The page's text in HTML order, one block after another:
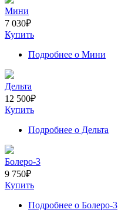
Мини
7 030₽
Купить
Подробнее о Мини
Дельта
12 500₽
Купить
Подробнее о Дельта
Болеро-3
9 750₽
Купить
Подробнее о Болеро-3